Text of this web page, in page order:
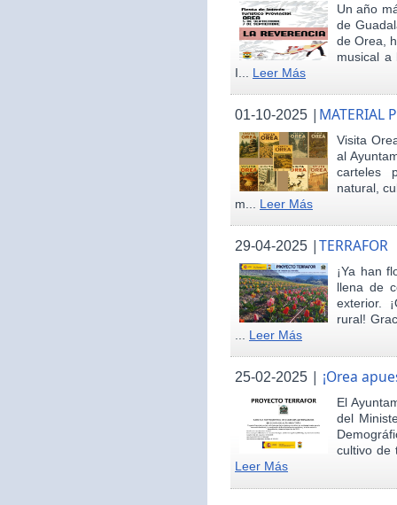
Un año
de
de Orea,
musical a
I... Leer Más
01-10-2025 | MATERIAL
Visita
al
carteles
natural,
m... Leer Más
29-04-2025 |TERRAFOR
¡Ya han
llena de
exterior.
rural!
... Leer Más
25-02-2025 | ¡Orea
El
del
cultivo de
Leer Más